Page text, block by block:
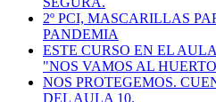
2º PCI, MASCARILLAS
PANDEMIA
ESTE CURSO EN EL
"NOS VAMOS AL
NOS PROTEGEMOS.
DEL AULA 10.